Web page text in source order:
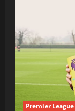
Premier League